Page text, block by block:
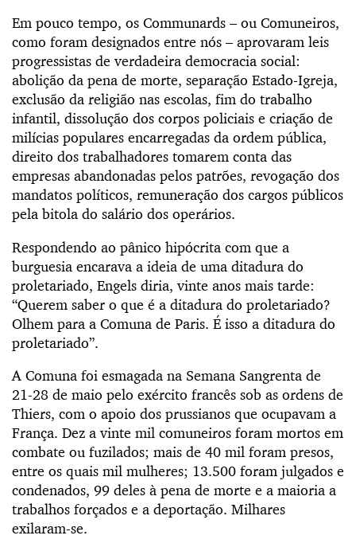
Em pouco tempo, os Communards­ – ou Comuneiros,
como foram designados entre nós – aprovaram leis
progressistas de verdadeira democracia social:
abolição da pena de morte, separação Estado-Igreja,
exclusão da religião nas escolas, fim do trabalho
infantil, dissolução dos corpos policiais e criação de
milícias populares encarregadas da ordem pública,
direito dos trabalhadores tomarem conta das
empresas abandonadas pelos patrões, revogação dos
mandatos políticos, remuneração dos cargos públicos
pela bitola do salário dos operários.
Respondendo ao pânico hipócrita com que a
burguesia encarava a ideia de uma ditadura do
proletariado, Engels diria, vinte anos mais tarde:
“Querem saber o que é a ditadura do proletariado?
Olhem para a Comuna de Paris. É isso a ditadura do
proletariado”.
A Comuna foi esmagada na Semana Sangrenta de
21-28 de maio pelo exército francês sob as ordens de
Thiers, com o apoio dos prussianos que ocupavam a
França. Dez a vinte mil comuneiros foram mortos em
combate ou fuzilados; mais de 40 mil foram presos,
entre os quais mil mulheres; 13.500 foram julgados e
condenados, 99 deles à pena de morte e a maioria a
trabalhos forçados e a deportação. Milhares
exilaram-se.